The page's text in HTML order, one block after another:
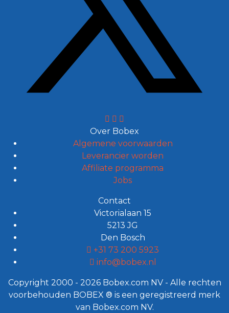
Over Bobex
Algemene voorwaarden
Leverancier worden
Affiliate programma
Jobs
Contact
Victorialaan 15
5213 JG
Den Bosch
+31 73 200 5923
info@bobex.nl
Copyright 2000 - 2026 Bobex.com NV - Alle rechten
voorbehouden BOBEX ® is een geregistreerd merk
van Bobex.com NV.